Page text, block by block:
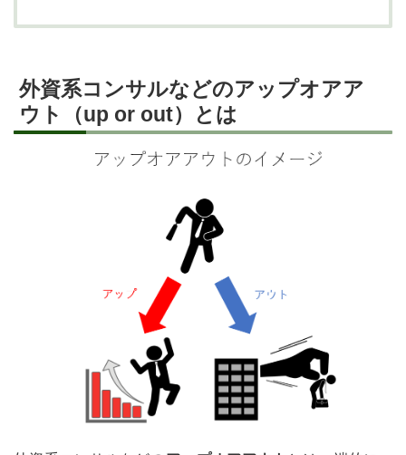
外資系コンサルなどのアップオアア
ウト（up or out）とは